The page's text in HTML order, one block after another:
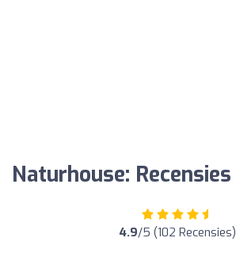
Naturhouse: Recensies
4.9/5 (102 Recensies)